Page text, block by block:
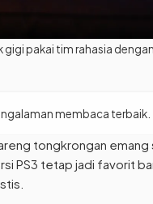
pakai tim rahasia
membaca terbaik.
tongkrongan emang
PS3 tetap jadi favorit